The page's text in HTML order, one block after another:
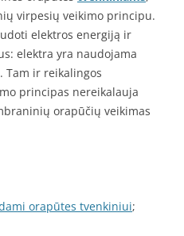
virpesių veikimo principu.
elektros energiją ir
elektra yra naudojama
Tam ir reikalingos
principas nereikalauja
orapūčių veikimas
orapūtes tvenkiniui;